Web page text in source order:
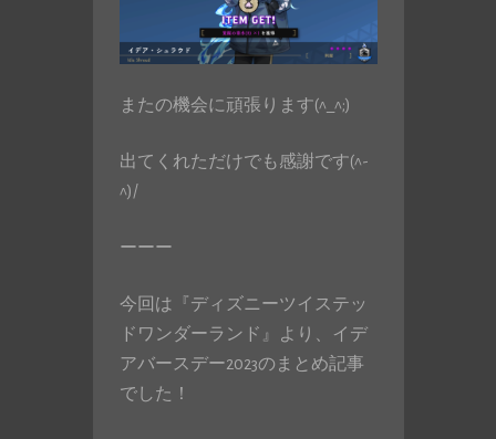
またの機会に頑張ります(^_^;)
出てくれただけでも感謝です(^-
^)/
ーーー
今回は『ディズニーツイステッ
ドワンダーランド』より、イデ
アバースデー2023のまとめ記事
でした！